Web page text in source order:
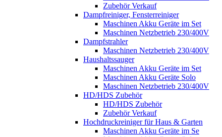
Zubehör Verkauf
Dampfreiniger, Fensterreiniger
Maschinen Akku Geräte im Set
Maschinen Netzbetrieb 230/400V
Dampfstrahler
Maschinen Netzbetrieb 230/400V
Haushaltssauger
Maschinen Akku Geräte im Set
Maschinen Akku Geräte Solo
Maschinen Netzbetrieb 230/400V
HD/HDS Zubehör
HD/HDS Zubehör
Zubehör Verkauf
Hochdruckreiniger für Haus & Garten
Maschinen Akku Geräte im Se